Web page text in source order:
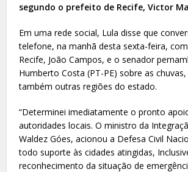
segundo o prefeito de Recife, Victor
Em uma rede social, Lula disse que
telefone, na manhã desta sexta-feira,
Recife, João Campos, e o senador
Humberto Costa (PT-PE) sobre as
também outras regiões do estado.
“Determinei imediatamente o pronto
autoridades locais. O ministro da
Waldez Góes, acionou a Defesa Civil
todo suporte às cidades atingidas,
reconhecimento da situação de